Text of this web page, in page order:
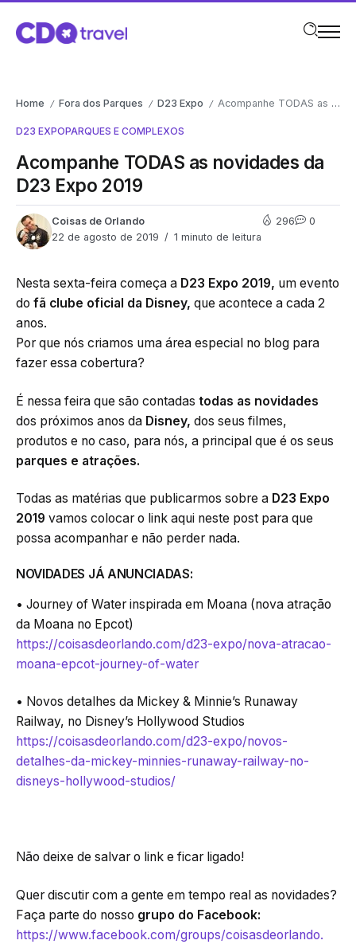
Home / Fora dos Parques / D23 Expo / Acompanhe TODAS as novidades da D23 Expo 2019
D23 EXPOPARQUES E COMPLEXOS
Acompanhe TODAS as novidades da
D23 Expo 2019
Coisas de Orlando
22 de agosto de 2019
1 minuto de leitura
296 0
Nesta sexta-feira começa a D23 Expo 2019, um evento
do fã clube oficial da Disney, que acontece a cada 2
anos.
Por que nós criamos uma área especial no blog para
fazer essa cobertura?
É nessa feira que são contadas todas as novidades
dos próximos anos da Disney, dos seus filmes,
produtos e no caso, para nós, a principal que é os seus
parques e atrações.
Todas as matérias que publicarmos sobre a D23 Expo
2019 vamos colocar o link aqui neste post para que
possa acompanhar e não perder nada.
NOVIDADES JÁ ANUNCIADAS:
• Journey of Water inspirada em Moana (nova atração
da Moana no Epcot)
https://coisasdeorlando.com/d23-expo/nova-atracao-
moana-epcot-journey-of-water
• Novos detalhes da Mickey & Minnie’s Runaway
Railway, no Disney’s Hollywood Studios
https://coisasdeorlando.com/d23-expo/novos-
detalhes-da-mickey-minnies-runaway-railway-no-
disneys-hollywood-studios/
Não deixe de salvar o link e ficar ligado!
Quer discutir com a gente em tempo real as novidades?
Faça parte do nosso grupo do Facebook:
https://www.facebook.com/groups/coisasdeorlando.